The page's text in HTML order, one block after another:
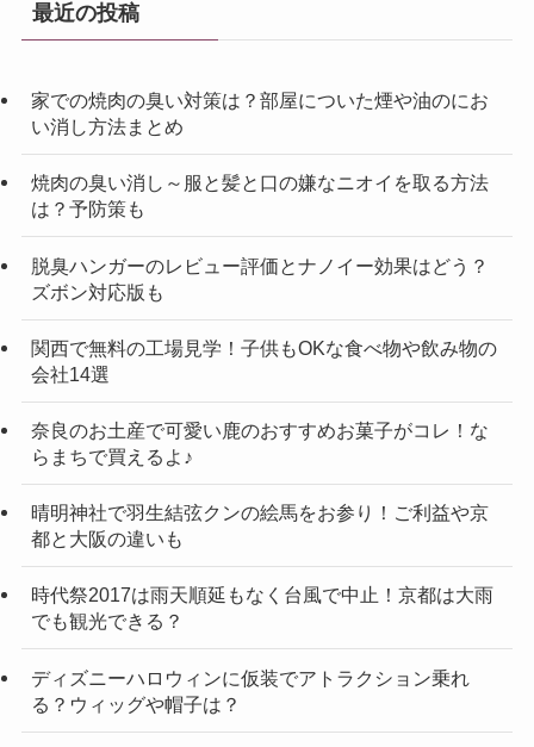
最近の投稿
家での焼肉の臭い対策は？部屋についた煙や油のにお
い消し方法まとめ
焼肉の臭い消し～服と髪と口の嫌なニオイを取る方法
は？予防策も
脱臭ハンガーのレビュー評価とナノイー効果はどう？
ズボン対応版も
関西で無料の工場見学！子供もOKな食べ物や飲み物の
会社14選
奈良のお土産で可愛い鹿のおすすめお菓子がコレ！な
らまちで買えるよ♪
晴明神社で羽生結弦クンの絵馬をお参り！ご利益や京
都と大阪の違いも
時代祭2017は雨天順延もなく台風で中止！京都は大雨
でも観光できる？
ディズニーハロウィンに仮装でアトラクション乗れ
る？ウィッグや帽子は？